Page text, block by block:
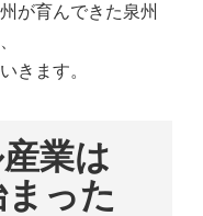
が育んできた泉州
きます。
業は
まった